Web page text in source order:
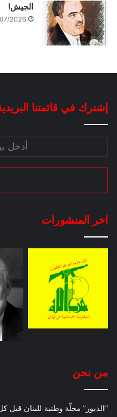
الجيش!
2026
إشترك في قائمتنا
اخر المنشورات
من نحن
“الدبور” مجلّة وطنية للبنان قبل